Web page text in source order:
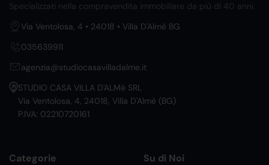
Specializzati nella compravendita immobiliare da più di 40 anni.
Via Ventolosa, 4 • 24018 • Villa D'Almè BG
035639911
agenzia@studiocasavilladalme.it
STUDIO CASA VILLA D'ALMè SRL
Via Ventolosa, 4, 24018, Villa D'Almè (BG)
P.IVA: 02210720161
Categorie Su di Noi